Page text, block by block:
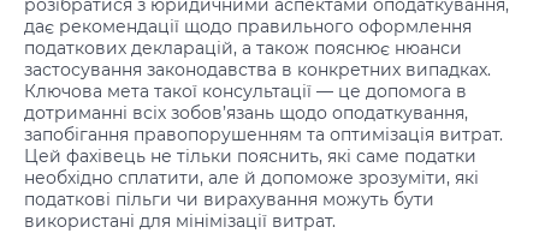
розібратися з юридичними аспектами оподаткування,
дає рекомендації щодо правильного оформлення
податкових декларацій, а також пояснює нюанси
застосування законодавства в конкретних випадках.
Ключова мета такої консультації — це допомога в
дотриманні всіх зобов’язань щодо оподаткування,
запобігання правопорушенням та оптимізація витрат.
Цей фахівець не тільки пояснить, які саме податки
необхідно сплатити, але й допоможе зрозуміти, які
податкові пільги чи вирахування можуть бути
використані для мінімізації витрат.